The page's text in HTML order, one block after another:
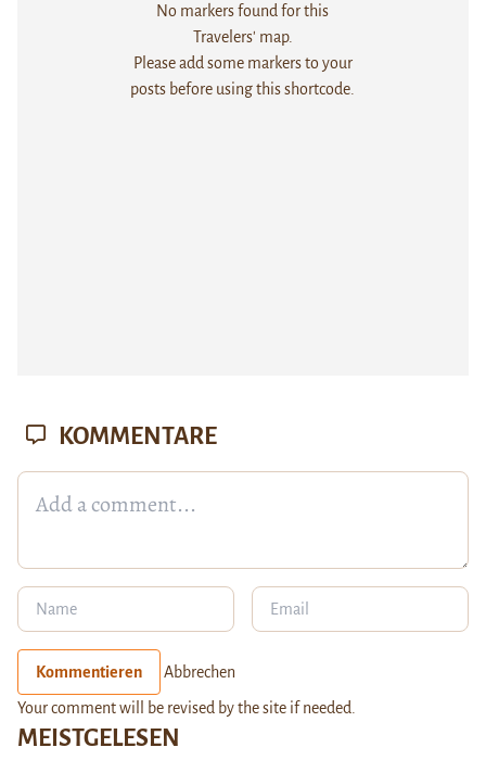
No markers found for this
Travelers' map.
Please add some markers to your
posts before using this shortcode.
MEISTGELESEN
KOMMENTARE
Kommentieren Abbrechen
Your comment will be revised by the site if needed.